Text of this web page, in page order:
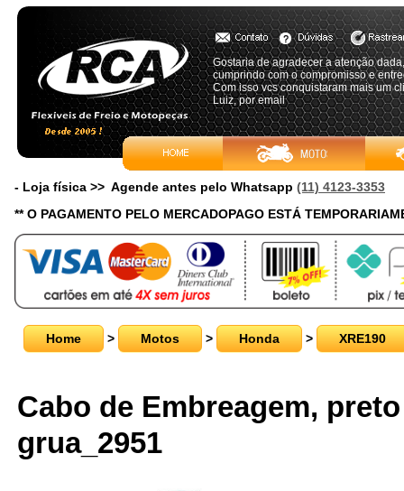
Gostaria de agradecer a atenção
cumprindo com o compromisso e
Com isso vcs conquistaram mais um
Luiz, por email
- Loja física >> Agende antes pelo Whatsapp (11) 4123-3353
** O PAGAMENTO PELO MERCADOPAGO ESTÁ
Home > Motos > Honda > XRE190
Cabo de Embreagem,
grua_2951